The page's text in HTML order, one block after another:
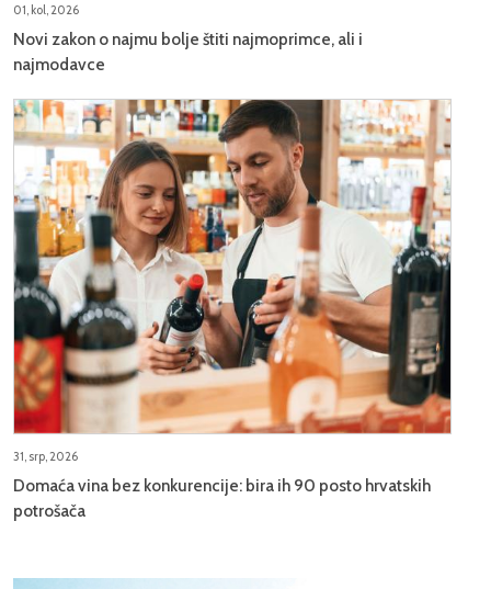
01, kol, 2026
Novi zakon o najmu bolje štiti najmoprimce, ali i
najmodavce
31, srp, 2026
Domaća vina bez konkurencije: bira ih 90 posto hrvatskih
potrošača